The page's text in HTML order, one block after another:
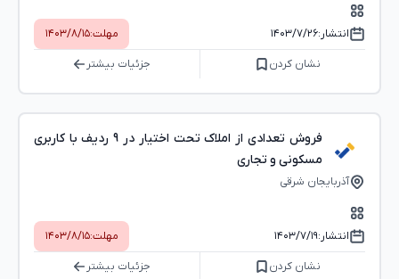
انتشار:۱۴۰۳/۷/۲۶ مهلت:۱۴۰۳/۸/۱۵
نشان کردن جزئیات بیشتر
فروش تعدادی از املاک تحت اختیار در 9 ردیف با کاربری
مسکونی و تجاری
آذربایجان شرقی
انتشار:۱۴۰۳/۷/۱۹ مهلت:۱۴۰۳/۸/۱۵
نشان کردن جزئیات بیشتر